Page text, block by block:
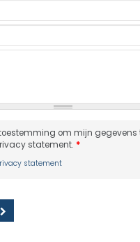
om mijn gegevens
statement. *
statement